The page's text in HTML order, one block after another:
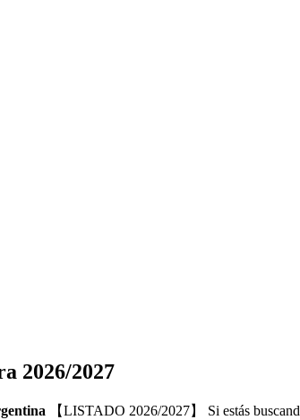
2026/2027
【LISTADO 2026/2027】 Si estás